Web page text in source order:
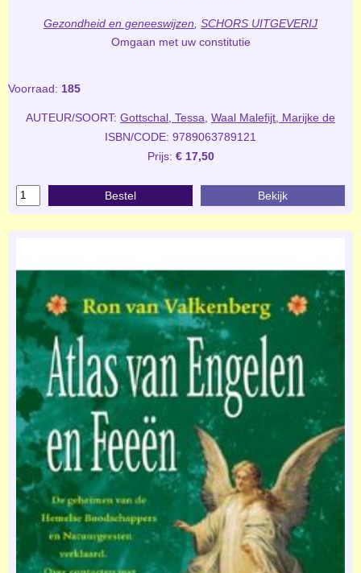
Gezondheid en geneeswijzen SCHORS UITGEVERIJ
Omgaan met uw constitutie
Voorraad: 185
AUTEUR/SOORT: Gottschal, Tessa Waal Malefijt, Marijke de
ISBN/CODE: 9789063789121
Prijs: € 17,50
Bestel Bekijk